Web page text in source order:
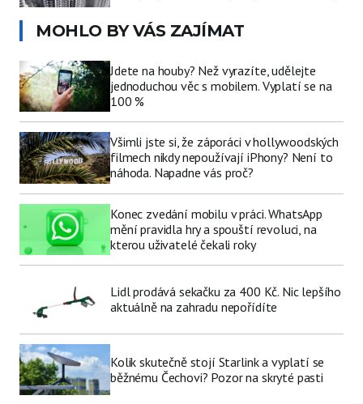
MOHLO BY VÁS ZAJÍMAT
Jdete na houby? Než vyrazíte, udělejte
jednoduchou věc s mobilem. Vyplatí se na
100 %
Všimli jste si, že záporáci v hollywoodských
filmech nikdy nepoužívají iPhony? Není to
náhoda. Napadne vás proč?
Konec zvedání mobilu v práci. WhatsApp
mění pravidla hry a spouští revoluci, na
kterou uživatelé čekali roky
Lidl prodává sekačku za 400 Kč. Nic lepšího
aktuálně na zahradu nepořídíte
Kolik skutečně stojí Starlink a vyplatí se
běžnému Čechovi? Pozor na skryté pasti